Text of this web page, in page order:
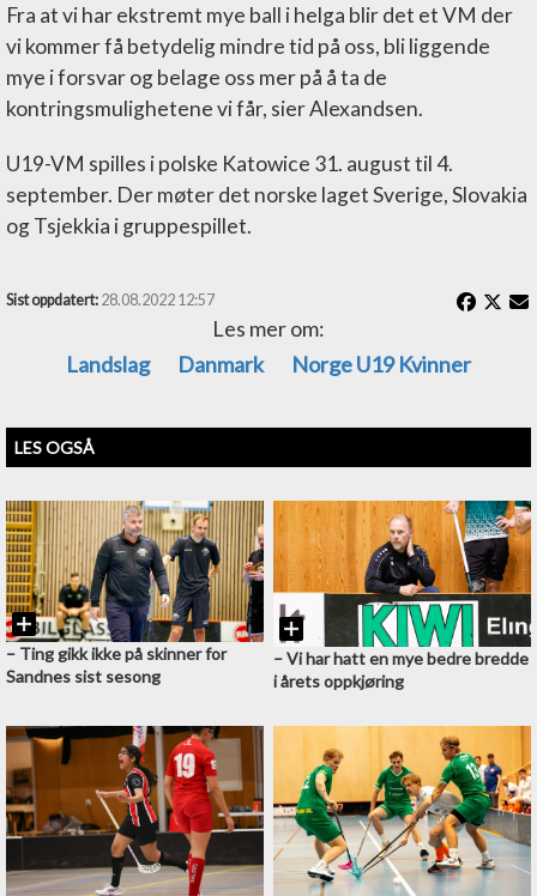
Fra at vi har ekstremt mye ball i helga blir det et VM der
vi kommer få betydelig mindre tid på oss, bli liggende
mye i forsvar og belage oss mer på å ta de
kontringsmulighetene vi får, sier Alexandsen.
U19-VM spilles i polske Katowice 31. august til 4.
september. Der møter det norske laget Sverige, Slovakia
og Tsjekkia i gruppespillet.
Sist oppdatert: 28.08.2022 12:57
Les mer om:
Landslag
Danmark Norge U19 Kvinner
LES OGSÅ
–⁠ Ting gikk ikke på skinner for
Sandnes sist sesong
–⁠ Vi har hatt en mye bedre bredde
i årets oppkjøring